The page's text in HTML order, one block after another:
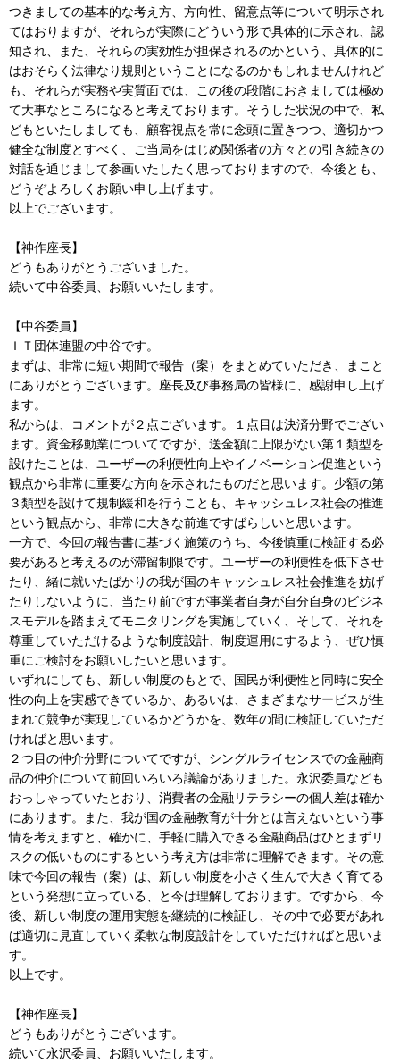
つきましての基本的な考え方、方向性、留意点等について明示され
てはおりますが、それらが実際にどういう形で具体的に示され、認
知され、また、それらの実効性が担保されるのかという、具体的に
はおそらく法律なり規則ということになるのかもしれませんけれど
も、それらが実務や実質面では、この後の段階におきましては極め
て大事なところになると考えております。そうした状況の中で、私
どもといたしましても、顧客視点を常に念頭に置きつつ、適切かつ
健全な制度とすべく、ご当局をはじめ関係者の方々との引き続きの
対話を通じまして参画いたしたく思っておりますので、今後とも、
どうぞよろしくお願い申し上げます。
以上でございます。
【神作座長】
どうもありがとうございました。
続いて中谷委員、お願いいたします。
【中谷委員】
ＩＴ団体連盟の中谷です。
まずは、非常に短い期間で報告（案）をまとめていただき、まこと
にありがとうございます。座長及び事務局の皆様に、感謝申し上げ
ます。
私からは、コメントが２点ございます。１点目は決済分野でござい
ます。資金移動業についてですが、送金額に上限がない第１類型を
設けたことは、ユーザーの利便性向上やイノベーション促進という
観点から非常に重要な方向を示されたものだと思います。少額の第
３類型を設けて規制緩和を行うことも、キャッシュレス社会の推進
という観点から、非常に大きな前進ですばらしいと思います。
一方で、今回の報告書に基づく施策のうち、今後慎重に検証する必
要があると考えるのが滞留制限です。ユーザーの利便性を低下させ
たり、緒に就いたばかりの我が国のキャッシュレス社会推進を妨げ
たりしないように、当たり前ですが事業者自身が自分自身のビジネ
スモデルを踏まえてモニタリングを実施していく、そして、それを
尊重していただけるような制度設計、制度運用にするよう、ぜひ慎
重にご検討をお願いしたいと思います。
いずれにしても、新しい制度のもとで、国民が利便性と同時に安全
性の向上を実感できているか、あるいは、さまざまなサービスが生
まれて競争が実現しているかどうかを、数年の間に検証していただ
ければと思います。
２つ目の仲介分野についてですが、シングルライセンスでの金融商
品の仲介について前回いろいろ議論がありました。永沢委員なども
おっしゃっていたとおり、消費者の金融リテラシーの個人差は確か
にあります。また、我が国の金融教育が十分とは言えないという事
情を考えますと、確かに、手軽に購入できる金融商品はひとまずリ
スクの低いものにするという考え方は非常に理解できます。その意
味で今回の報告（案）は、新しい制度を小さく生んで大きく育てる
という発想に立っている、と今は理解しております。ですから、今
後、新しい制度の運用実態を継続的に検証し、その中で必要があれ
ば適切に見直していく柔軟な制度設計をしていただければと思いま
す。
以上です。
【神作座長】
どうもありがとうございます。
続いて永沢委員、お願いいたします。